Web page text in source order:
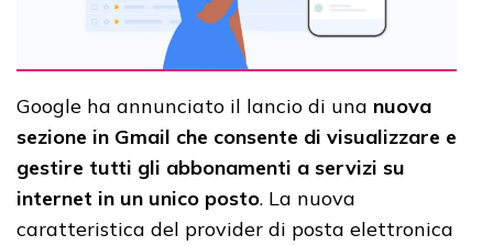
Google ha annunciato il lancio di una nuova
sezione in Gmail che consente di visualizzare e
gestire tutti gli abbonamenti a servizi su
internet in un unico posto. La nuova
caratteristica del provider di posta elettronica